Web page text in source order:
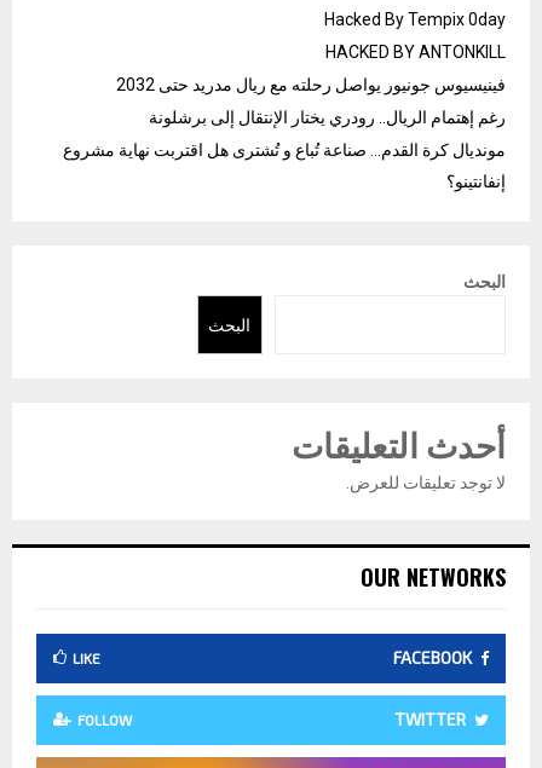
Hacked By Tempix 0day
HACKED BY ANTONKILL
فينيسيوس جونيور يواصل رحلته مع ريال مدريد حتى 2032
رغم إهتمام الريال.. رودري يختار الإنتقال إلى برشلونة
مونديال كرة القدم… صناعة تُباع و تُشترى هل اقتربت نهاية مشروع
إنفانتينو؟
البحث
البحث
أحدث التعليقات
لا توجد تعليقات للعرض.
OUR NETWORKS
FACEBOOK
LIKE
TWITTER
FOLLOW